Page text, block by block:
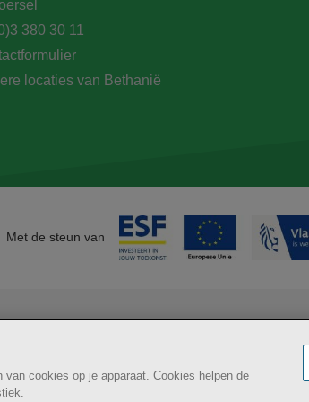
380 30 11
locaties van Bethanië
Met de steun van
van cookies op je apparaat. Cookies helpen de